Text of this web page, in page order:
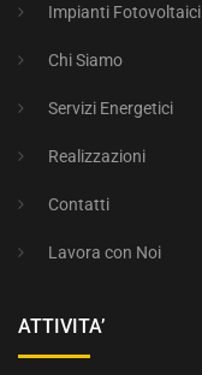
Impianti Fotovoltaici
Chi Siamo
Servizi Energetici
Realizzazioni
Contatti
Lavora con Noi
ATTIVITA’